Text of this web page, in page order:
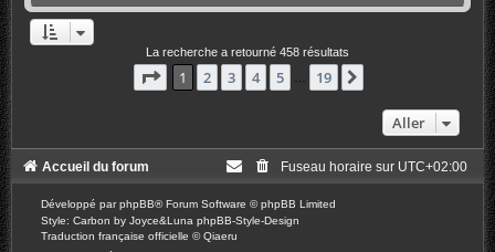
La recherche a retourné 458 résultats
Page 1sur19
1 2 3 4 5 19
Aller
Accueil du forum Fuseau horaire sur UTC+02:00
Développé parphpBB® Forum Software © phpBB Limited
Style: Carbon by Joyce&Luna phpBB-Style-Design
Traduction française officielle ©Qiaeru